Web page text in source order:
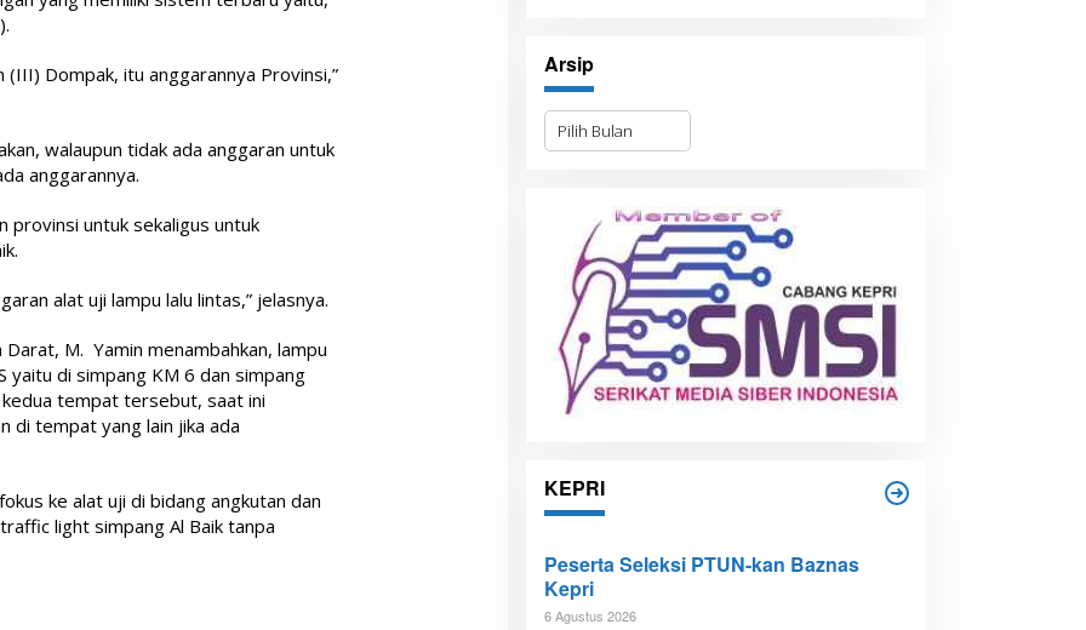
Dompak, itu anggarannya Provinsi,”
walaupun tidak ada anggaran untuk
anggarannya.
provinsi untuk sekaligus untuk
alat uji lampu lalu lintas,” jelasnya.
M. Yamin menambahkan, lampu
yaitu di simpang KM 6 dan simpang
tempat tersebut, saat ini
di tempat yang lain jika ada
ke alat uji di bidang angkutan dan
light simpang Al Baik tanpa
Arsip
A
s
KEPRI
Peserta Seleksi PTUN-kan Baznas
Kepri
6 Agustus 2026